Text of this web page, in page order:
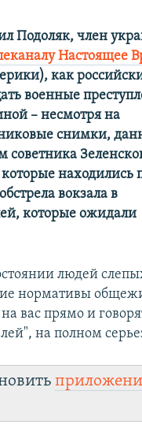
Подоляк, член
Настоящее
как
военные
– несмотря на
снимки,
советника
находились
вокзала в
которые ожидали
людей
нормативы
вас прямо и
на полном